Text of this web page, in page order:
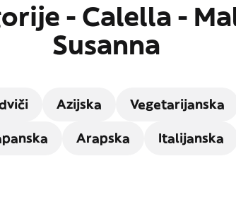
- Calella -
Susanna
Azijska Vegetarijanska
Arapska Italijanska